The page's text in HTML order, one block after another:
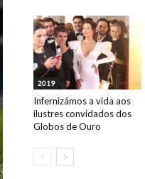
2019
Infernizámos a vida aos
ilustres convidados dos
Globos de Ouro